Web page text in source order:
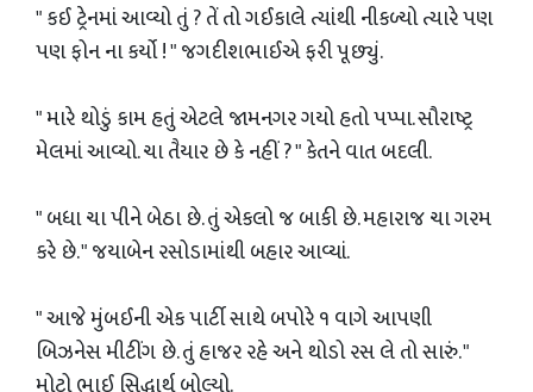
" કઈ ટ્રેનમાં આવ્યો તું ? તેં તો ગઈકાલે ત્યાંથી નીકળ્યો ત્યારે પણ
પણ ફોન ના કર્યો ! " જગદીશભાઈએ ફરી પૂછ્યું.
" મારે થોડું કામ હતું એટલે જામનગર ગયો હતો પપ્પા. સૌરાષ્ટ્ર
મેલમાં આવ્યો. ચા તૈયાર છે કે નહીં ? " કેતને વાત બદલી.
" બધા ચા પીને બેઠા છે. તું એકલો જ બાકી છે. મહારાજ ચા ગરમ
કરે છે. " જયાબેન રસોડામાંથી બહાર આવ્યાં.
" આજે મુંબઈની એક પાર્ટી સાથે બપોરે ૧ વાગે આપણી
બિઝનેસ મીટીંગ છે. તું હાજર રહે અને થોડો રસ લે તો સારું. "